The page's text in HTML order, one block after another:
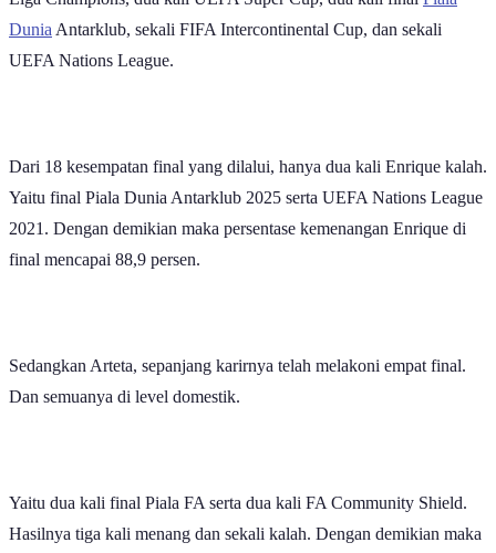
“Final selalu pertandingan yang berat. Memasuki final (Liga
Champions) kembali tidak menjadikan kami lantas lebih
“Detail-detail kecil akan menentukan. Tekanan di pertandingan final
akan selalu besar dan sangat penting untuk bisa menangani situasi
Enrique memang punya jam terbang menjalani partai final lebih
Spanyol.